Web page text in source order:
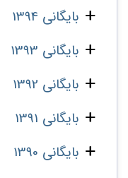
بایگانی 1394
بایگانی 1393
بایگانی 1392
بایگانی 1391
بایگانی 1390